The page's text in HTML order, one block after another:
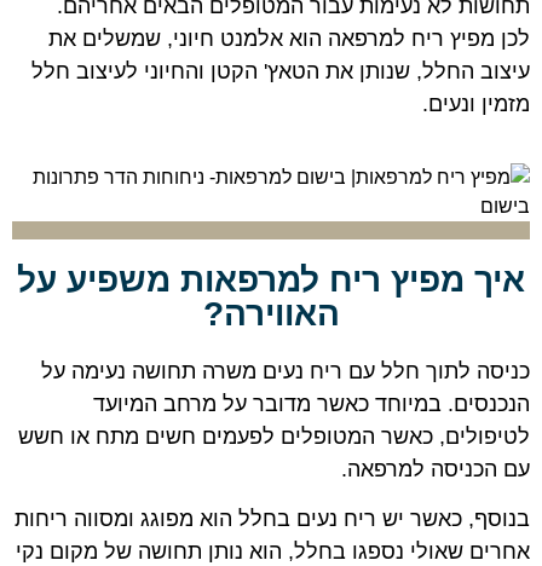
תחושות לא נעימות עבור המטופלים הבאים אחריהם.
לכן מפיץ ריח למרפאה הוא אלמנט חיוני, שמשלים את
עיצוב החלל, שנותן את הטאץ' הקטן והחיוני לעיצוב חלל
מזמין ונעים.
איך מפיץ ריח למרפאות משפיע על
האווירה?
כניסה לתוך חלל עם ריח נעים משרה תחושה נעימה על
הנכנסים. במיוחד כאשר מדובר על מרחב המיועד
לטיפולים, כאשר המטופלים לפעמים חשים מתח או חשש
עם הכניסה למרפאה.
בנוסף, כאשר יש ריח נעים בחלל הוא מפוגג ומסווה ריחות
אחרים שאולי נספגו בחלל, הוא נותן תחושה של מקום נקי